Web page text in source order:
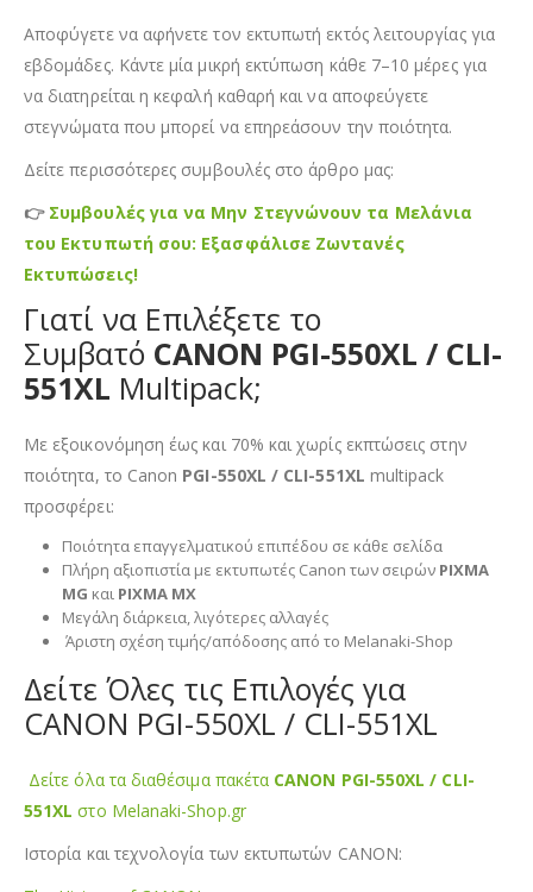
Αποφύγετε να αφήνετε τον εκτυπωτή εκτός λειτουργίας για
εβδομάδες. Κάντε μία μικρή εκτύπωση κάθε 7–10 μέρες για
να διατηρείται η κεφαλή καθαρή και να αποφεύγετε
στεγνώματα που μπορεί να επηρεάσουν την ποιότητα.
Δείτε περισσότερες συμβουλές στο άρθρο μας:
👉 Συμβουλές για να Μην Στεγνώνουν τα Μελάνια
του Εκτυπωτή σου: Εξασφάλισε Ζωντανές
Εκτυπώσεις!
Γιατί να Επιλέξετε το
Συμβατό CANON PGI-550XL / CLI-
551XL Multipack;
Με εξοικονόμηση έως και 70% και χωρίς εκπτώσεις στην
ποιότητα, το Canon PGI-550XL / CLI-551XL multipack
προσφέρει:
Ποιότητα επαγγελματικού επιπέδου σε κάθε σελίδα
Πλήρη αξιοπιστία με εκτυπωτές Canon των σειρών PIXMA
MG και PIXMA MX
Μεγάλη διάρκεια, λιγότερες αλλαγές
Άριστη σχέση τιμής/απόδοσης από το Melanaki-Shop
Δείτε Όλες τις Επιλογές για
CANON PGI-550XL / CLI-551XL
Δείτε όλα τα διαθέσιμα πακέτα CANON PGI-550XL / CLI-
551XLστο Melanaki-Shop.gr
Ιστορία και τεχνολογία των εκτυπωτών CANON: